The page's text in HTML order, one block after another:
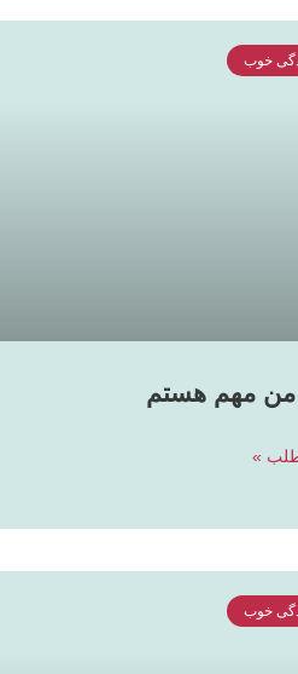
خوب
من مهم هستم
»
خوب